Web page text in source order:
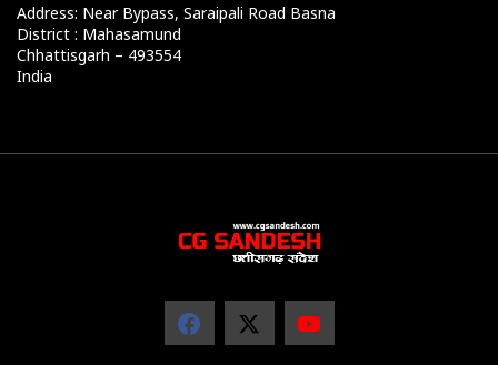
Address: Near Bypass, Saraipali Road Basna
District : Mahasamund
Chhattisgarh – 493554
India